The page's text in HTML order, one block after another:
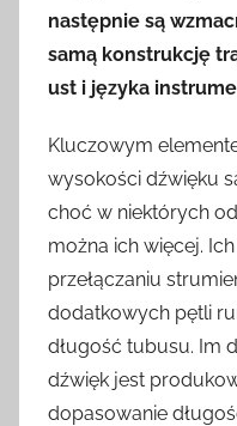
następnie są
samą konstrukcję
ust i języka
Kluczowym
wysokości dźwięku
choć w niektórych
można ich więcej.
przełączaniu
dodatkowych pętli
długość tubusu. Im
dźwięk jest
dopasowanie